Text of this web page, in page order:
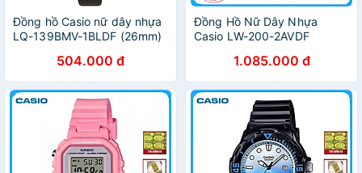
Đồng hồ Casio nữ dây nhựa
LQ-139BMV-1BLDF (26mm)
504.000 đ
Đồng Hồ Nữ Dây Nhựa
Casio LW-200-2AVDF
1.085.000 đ